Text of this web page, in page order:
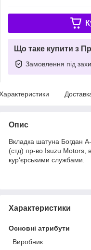
Що таке купити з
Замовлення під
Опис
Вкладка шатуна Богдан
(стд) пр-во Isuzu Motors,
кур'єрськими службами.
Характеристики
Основні атрибути
Виробник